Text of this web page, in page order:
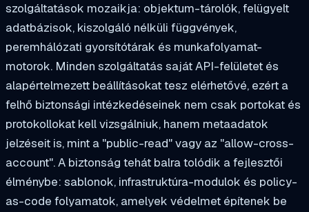
szolgáltatások mozaikja: objektum-tárolók, felügyelt
adatbázisok, kiszolgáló nélküli függvények,
peremhálózati gyorsítótárak és munkafolyamat-
motorok. Minden szolgáltatás saját API-felületet és
alapértelmezett beállításokat tesz elérhetővé, ezért a
felhő biztonsági intézkedéseinek nem csak portokat és
protokollokat kell vizsgálniuk, hanem metaadatok
jelzéseit is, mint a "public-read" vagy az "allow-cross-
account". A biztonság tehát balra tolódik a fejlesztői
élménybe: sablonok, infrastruktúra-modulok és policy-
as-code folyamatok, amelyek védelmet építenek be